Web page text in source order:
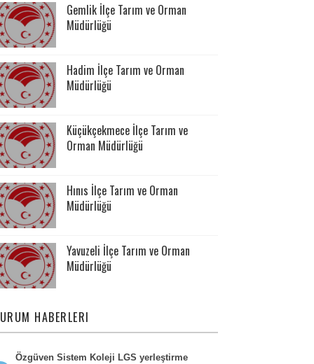
Gemlik İlçe Tarım ve Orman
Müdürlüğü
Hadim İlçe Tarım ve Orman
Müdürlüğü
Küçükçekmece İlçe Tarım ve
Orman Müdürlüğü
Hınıs İlçe Tarım ve Orman
Müdürlüğü
Yavuzeli İlçe Tarım ve Orman
Müdürlüğü
HABERLERI
Özgüven Sistem Koleji LGS yerleştirme